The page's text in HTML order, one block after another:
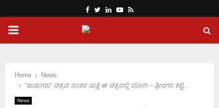
Facebook
Twitter
LinkedinYoutube
Rss
PRIMARY
Home
News
“ಹುಡುಗರು” ಚಿತ್ರದ ನಂತರ ಮತ್ತೆ ಈ ಚಿತ್ರದಲ್ಲಿ ಯೋಗಿ – ಶ್ರೀನಗರ ಕಿಟ್ಟಿ.
News